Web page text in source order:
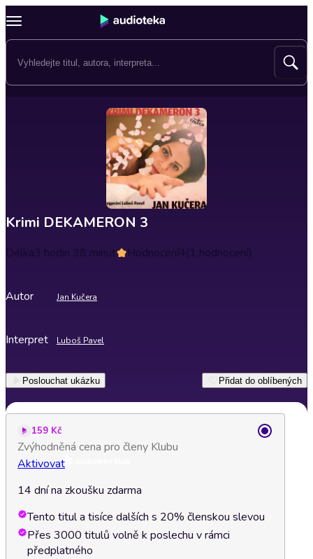
Krimi DEKAMERON 3
Délka3 hodin 38 minut Hodnocení4(1 hodnocení)
Autor Jan Kučera
Interpret Luboš Pavel
Poslouchat ukázku Přidat do oblíbených
159 Kč
Zvýhodněná cena pro členy Klubu
Aktivovat
14 dní na zkoušku zdarma
Tento titul a tisíce dalších s 20% členskou slevou
Přes 3000 titulů volně k poslechu v rámci
předplatného